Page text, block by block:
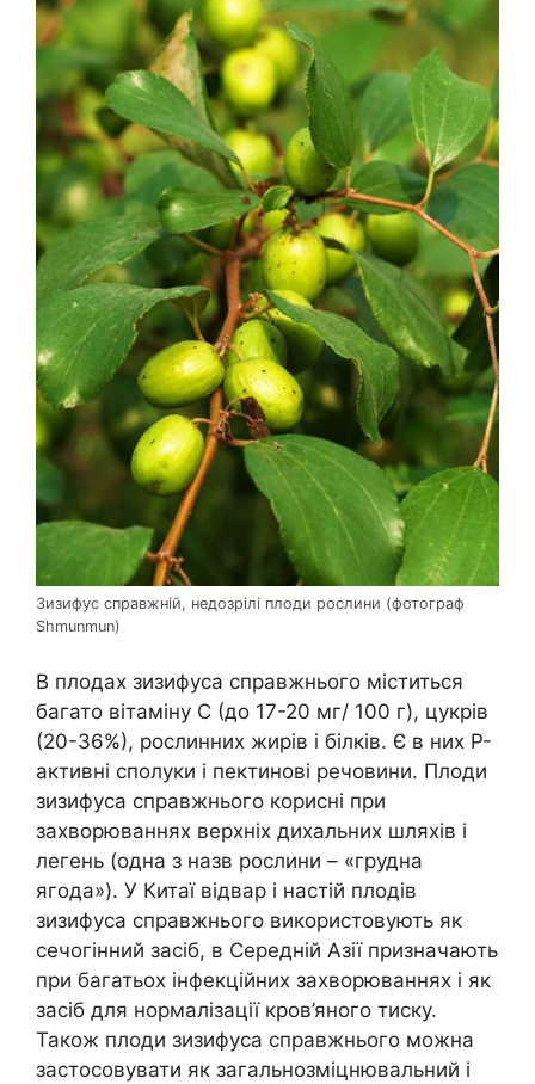
Зизифус справжній, недозрілі плоди рослини (фотограф
Shmunmun)
В плодах зизифуса справжнього міститься
багато вітаміну C (до 17-20 мг/ 100 г), цукрів
(20-36%), рослинних жирів і білків. Є в них P-
активні сполуки і пектинові речовини. Плоди
зизифуса справжнього корисні при
захворюваннях верхніх дихальних шляхів і
легень (одна з назв рослини – «грудна
ягода»). У Китаї відвар і настій плодів
зизифуса справжнього використовують як
сечогінний засіб, в Середній Азії призначають
при багатьох інфекційних захворюваннях і як
засіб для нормалізації кров’яного тиску.
Також плоди зизифуса справжнього можна
застосовувати як загальнозміцнювальний і